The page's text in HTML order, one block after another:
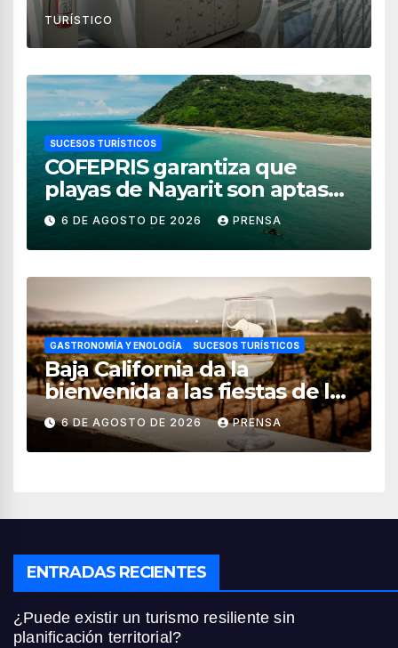
TURÍSTICO
SUCESOS TURÍSTICOS
COFEPRIS garantiza que
playas de Nayarit son aptas
para uso recreativo
6 DE AGOSTO DE 2026 PRENSA
GASTRONOMÍA Y ENOLOGÍA SUCESOS TURÍSTICOS
Baja California da la
bienvenida a las fiestas de la
vendimia 2026
6 DE AGOSTO DE 2026 PRENSA
ENTRADAS RECIENTES
¿Puede existir un turismo resiliente sin
planificación territorial?